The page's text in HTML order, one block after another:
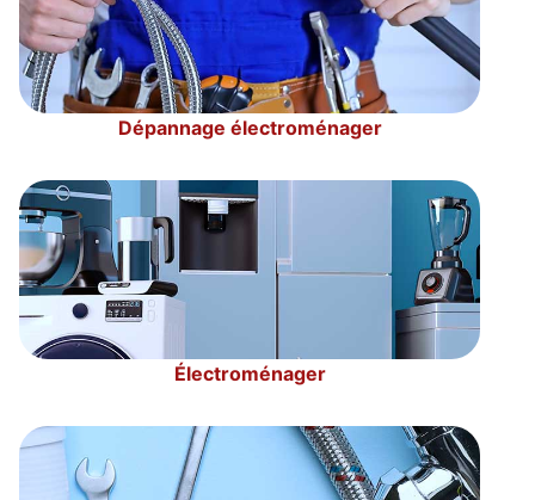
Dépannage électroménager
Électroménager